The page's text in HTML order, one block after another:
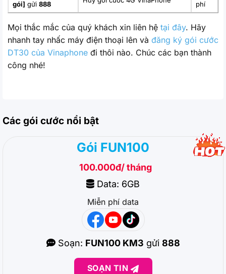
gói] gửi 888
phí
Mọi thắc mắc của quý khách xin liên hệ tại đây. Hãy
nhanh tay nhấc máy điện thoại lên và đăng ký gói cước
DT30 của Vinaphone đi thôi nào. Chúc các bạn thành
công nhé!
Các gói cước nổi bật
Gói FUN100
100.000đ/ tháng
Data: 6GB
Miễn phí data
Soạn: FUN100 KM3 gửi 888
SOẠN TIN